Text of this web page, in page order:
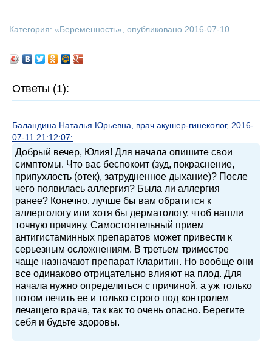
Категория: «Беременность», опубликовано 2016-07-10
Ответы (1):
Баландина Наталья Юрьевна, врач акушер-гинеколог, 2016-
07-11 21:12:07:
Добрый вечер, Юлия! Для начала опишите свои
симптомы. Что вас беспокоит (зуд, покраснение,
припухлость (отек), затрудненное дыхание)? После
чего появилась аллергия? Была ли аллергия
ранее? Конечно, лучше бы вам обратится к
аллергологу или хотя бы дерматологу, чтоб нашли
точную причину. Самостоятельный прием
антигистаминных препаратов может привести к
серьезным осложнениям. В третьем триместре
чаще назначают препарат Кларитин. Но вообще они
все одинаково отрицательно влияют на плод. Для
начала нужно определиться с причиной, а уж только
потом лечить ее и только строго под контролем
лечащего врача, так как то очень опасно. Берегите
себя и будьте здоровы.